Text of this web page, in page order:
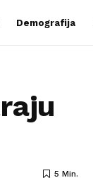
Demografija
5 Min.